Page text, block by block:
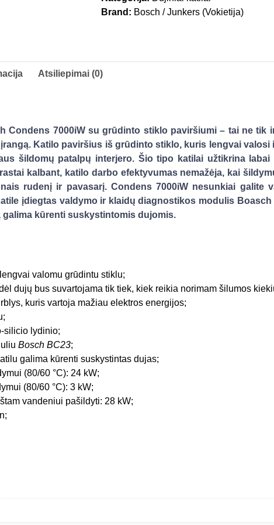
Brand: Bosch / Junkers (Vokietija)
Atsiliepimai (0)
Condens 7000iW su grūdinto stiklo paviršiumi – tai ne tik
Katilo paviršius iš grūdinto stiklo, kuris lengvai
šildomų patalpų interjero. Šio tipo katilai užtikrina
kalbant, katilo darbo efektyvumas nemažėja, kai
rudenį ir pavasarį. Condens 7000iW nesunkiai
įdiegtas valdymo ir klaidų diagnostikos modulis
kūrenti suskystintomis dujomis.
valomu grūdintu stiklu;
dujų bus suvartojama tik tiek, kiek reikia norimam šilumos
kuris vartoja mažiau elektros energijos;
silicio lydinio;
Bosch BC23;
galima kūrenti suskystintas dujas;
(80/60 °C): 24 kW;
(80/60 °C): 3 kW;
vandeniui pašildyti: 28 kW;